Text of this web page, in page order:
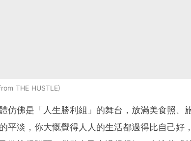
THE HUSTLE
仿佛是「人生勝利組」的舞台，放滿美食照、
平淡，你大慨覺得人人的生活都過得比自己好